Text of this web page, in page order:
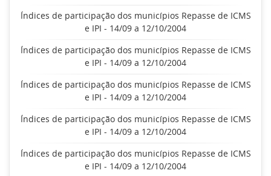
Índices de participação dos municípios Repasse de ICMS
e IPI - 14/09 a 12/10/2004
Índices de participação dos municípios Repasse de ICMS
e IPI - 14/09 a 12/10/2004
Índices de participação dos municípios Repasse de ICMS
e IPI - 14/09 a 12/10/2004
Índices de participação dos municípios Repasse de ICMS
e IPI - 14/09 a 12/10/2004
Índices de participação dos municípios Repasse de ICMS
e IPI - 14/09 a 12/10/2004